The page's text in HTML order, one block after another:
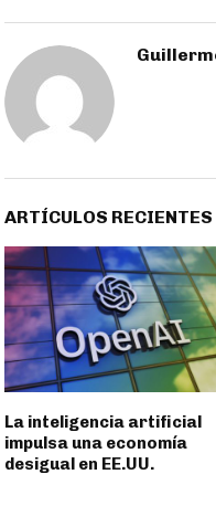
ARTÍCULOS RECIENTES
La inteligencia artificial
impulsa una economía
desigual en EE.UU.